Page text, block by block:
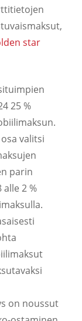
star
25 %
valitsi
parin
2 %
on noussut